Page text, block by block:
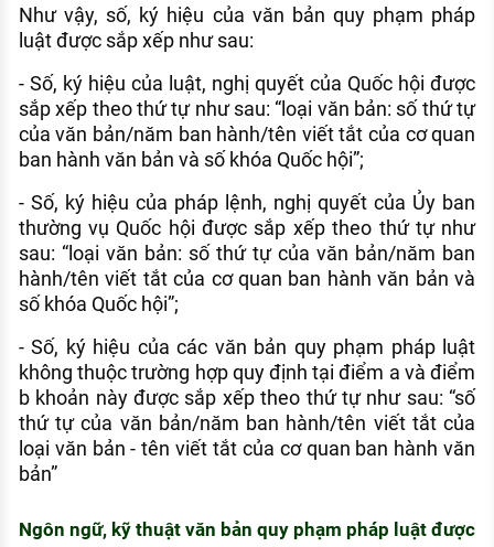
Như vậy, số, ký hiệu của văn bản quy phạm pháp
luật được sắp xếp như sau:
- Số, ký hiệu của luật, nghị quyết của Quốc hội được
sắp xếp theo thứ tự như sau: “loại văn bản: số thứ tự
của văn bản/năm ban hành/tên viết tắt của cơ quan
ban hành văn bản và số khóa Quốc hội”;
- Số, ký hiệu của pháp lệnh, nghị quyết của Ủy ban
thường vụ Quốc hội được sắp xếp theo thứ tự như
sau: “loại văn bản: số thứ tự của văn bản/năm ban
hành/tên viết tắt của cơ quan ban hành văn bản và
số khóa Quốc hội”;
- Số, ký hiệu của các văn bản quy phạm pháp luật
không thuộc trường hợp quy định tại điểm a và điểm
b khoản này được sắp xếp theo thứ tự như sau: “số
thứ tự của văn bản/năm ban hành/tên viết tắt của
loại văn bản - tên viết tắt của cơ quan ban hành văn
bản”
Ngôn ngữ, kỹ thuật văn bản quy phạm pháp luật được